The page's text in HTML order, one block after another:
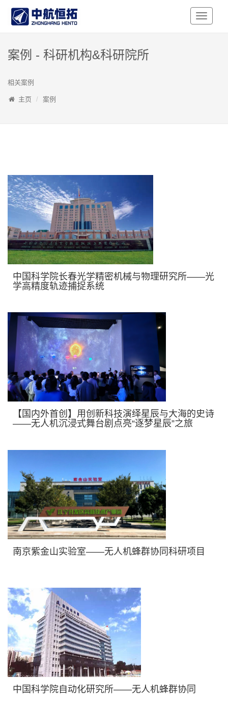
Toggle
案例 - 科研机构&科研院所
相关案例
主页 案例
中国科学院长春光学精密机械与物理研究所——光
学高精度轨迹捕捉系统
【国内外首创】用创新科技演绎星辰与大海的史诗
——无人机沉浸式舞台剧点亮“逐梦星辰”之旅
南京紫金山实验室——无人机蜂群协同科研项目
中国科学院自动化研究所——无人机蜂群协同